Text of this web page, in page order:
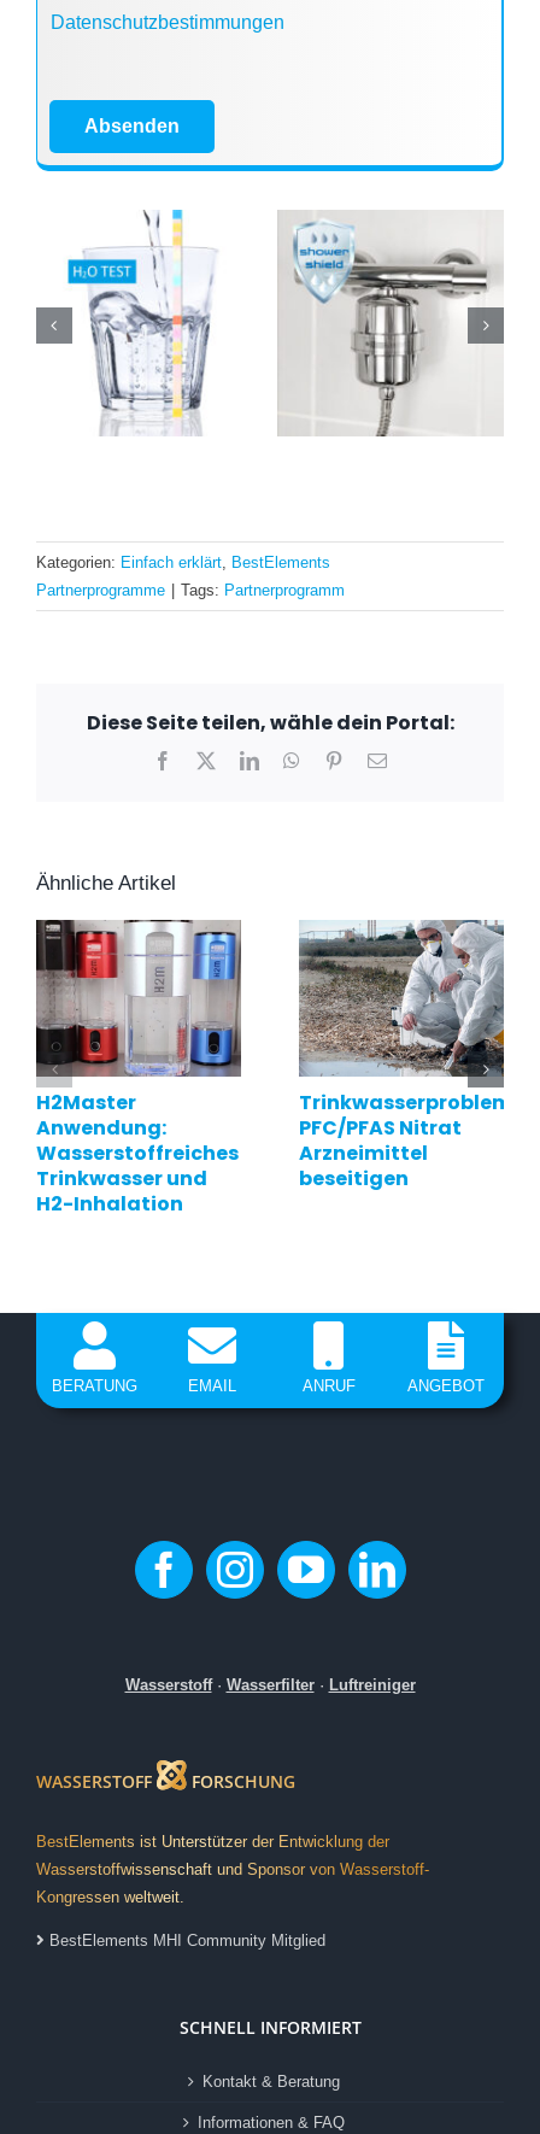
Datenschutzbestimmungen
Absenden
Kategorien: Einfach erklärt, BestElements
Partnerprogramme
Tags: Partnerprogramm
Diese Seite teilen, wähle dein Portal:
Facebook LinkedInWhatsApp
Pinterest
E-
Ähnliche Artikel
H2Master
Anwendung:
Wasserstoffreiches
Trinkwasser und
H2-Inhalation
Trinkwasserprobleme
PFC/PFAS Nitrat
Arzneimittel
beseitigen
BERATUNG EMAIL ANRUF ANGEBOT
Wasserstoff· Wasserfilter· Luftreiniger
WASSERSTOFF FORSCHUNG
BestElements ist Unterstützer der Entwicklung der
Wasserstoffwissenschaft und Sponsor von Wasserstoff-
Kongressen weltweit.
BestElements MHI Community Mitglied
SCHNELL INFORMIERT
Kontakt & Beratung
Informationen & FAQ